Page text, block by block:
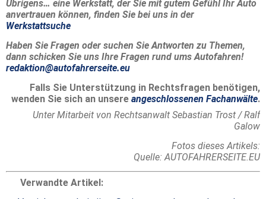
Übrigens… eine Werkstatt, der Sie mit gutem Gefühl Ihr Auto
anvertrauen können, finden Sie bei uns in der
Werkstattsuche
Haben Sie Fragen oder suchen Sie Antworten zu Themen,
dann schicken Sie uns Ihre Fragen rund ums Autofahren!
redaktion@autofahrerseite.eu
Falls Sie Unterstützung in Rechtsfragen benötigen,
wenden Sie sich an unsere angeschlossenen Fachanwälte.
Unter Mitarbeit von Rechtsanwalt Sebastian Trost / Ralf
Galow
Fotos dieses Artikels:
Quelle: AUTOFAHRERSEITE.EU
Verwandte Artikel: